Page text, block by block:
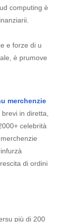
computing è
e forze di u
è prumove
merchenzie
in ​​diretta,
celebrità
di ordini
più di 200